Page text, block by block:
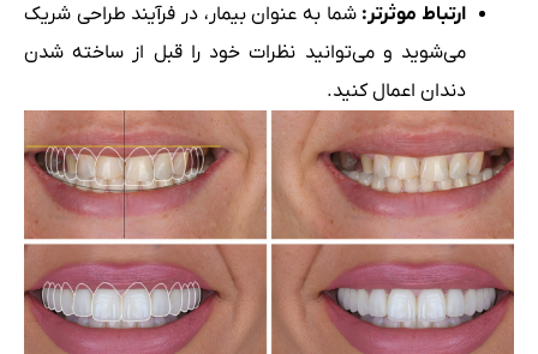
ارتباط موثرتر: شما به عنوان بیمار، در فرآیند طراحی شریک
می‌شوید و می‌توانید نظرات خود را قبل از ساخته شدن
دندان اعمال کنید.